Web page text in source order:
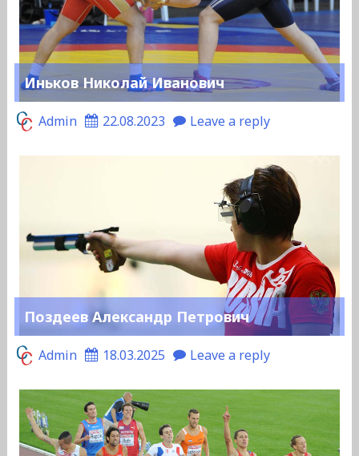
Иньков Николай Иванович
Admin 22.08.2023 Leave a reply
Поздеев Александр Петрович
Admin 18.03.2025 Leave a reply